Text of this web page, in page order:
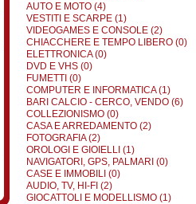
AUTO E MOTO (4)
VESTITI E SCARPE (1)
VIDEOGAMES E CONSOLE (2)
CHIACCHERE E TEMPO LIBERO (0)
ELETTRONICA (0)
DVD E VHS (0)
FUMETTI (0)
COMPUTER E INFORMATICA (1)
BARI CALCIO - CERCO, VENDO (6)
COLLEZIONISMO (0)
CASA E ARREDAMENTO (2)
FOTOGRAFIA (2)
OROLOGI E GIOIELLI (1)
NAVIGATORI, GPS, PALMARI (0)
CASE E IMMOBILI (0)
AUDIO, TV, HI-FI (2)
GIOCATTOLI E MODELLISMO (1)